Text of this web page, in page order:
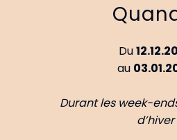
Du
au
Durant les week-
d’hiver